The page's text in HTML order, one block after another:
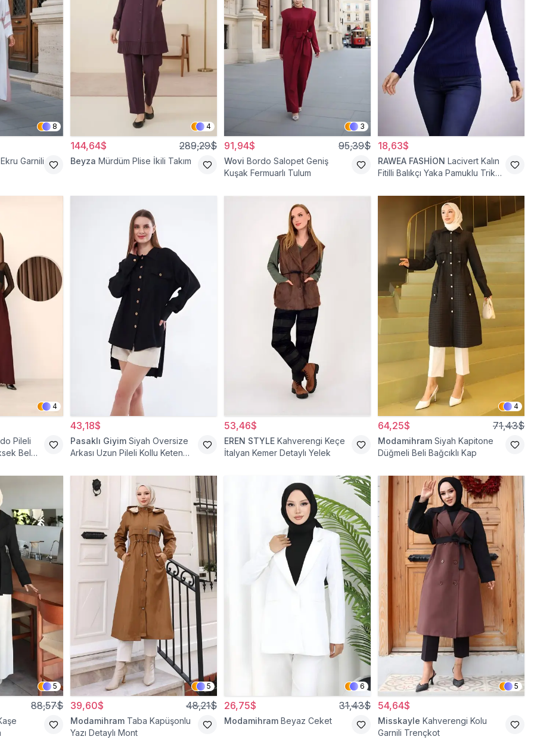
8
Garnili
4
144,64$ 289,29$
Beyza Mürdüm Plise İkili Takım
3
91,94$ 95,39$
Wovi Bordo Salopet Geniş
Kuşak Fermuarlı Tulum
18,63$
RAWEA FASHİON Lacivert Kalın
Fitilli Balıkçı Yaka Pamuklu Triko
4
Pileli
Bel
43,18$
Pasaklı Giyim Siyah Oversize
Arkası Uzun Pileli Kollu Keten
53,46$
EREN STYLE Kahverengi Keçe
İtalyan Kemer Detaylı Yelek
4
64,25$ 71,43$
Modamihram Siyah Kapitone
Düğmeli Beli Bağcıklı Kap
5
88,57$
5
39,60$ 48,21$
Modamihram Taba Kapüşonlu
Yazı Detaylı Mont
6
26,75$ 31,43$
Modamihram Beyaz Ceket
5
54,64$
Misskayle Kahverengi Kolu
Garnili Trençkot